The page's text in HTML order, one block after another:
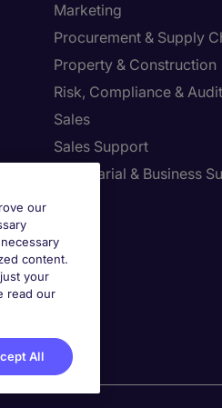
Marketing
Procurement & Supply
Property & Construction
Risk, Compliance & Audit
Sales
Sales Support
Secretarial & Business
our
content.
your
read our
All